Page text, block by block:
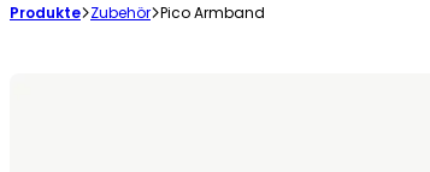
Produkte Zubehör Pico Armband